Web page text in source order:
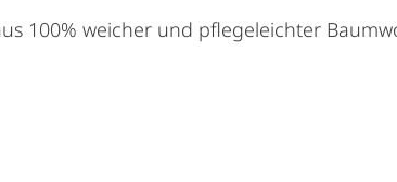
100% weicher und pflegeleichter